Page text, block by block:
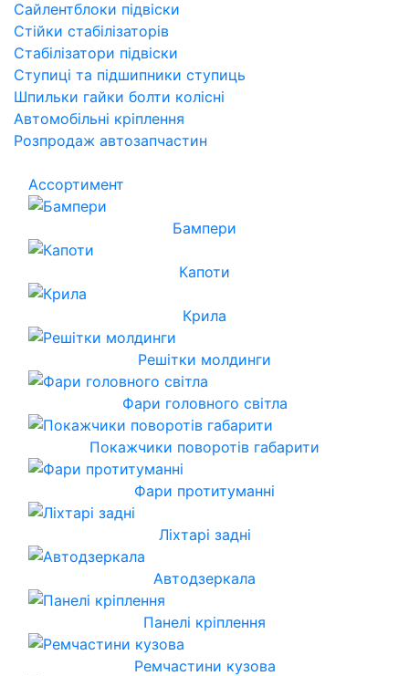
Сайлентблоки підвіски
Стійки стабілізаторів
Стабілізатори підвіски
Ступиці та підшипники ступиць
Шпильки гайки болти колісні
Автомобільні кріплення
Розпродаж автозапчастин
Ассортимент
Бампери
Капоти
Крила
Решітки молдинги
Фари головного світла
Покажчики поворотів габарити
Фари протитуманні
Ліхтарі задні
Автодзеркала
Панелі кріплення
Ремчастини кузова